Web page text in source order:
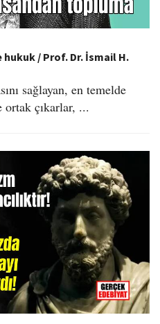
hukuk / Prof. Dr. İsmail H.
sağlayan, en temelde
ortak çıkarlar, ...